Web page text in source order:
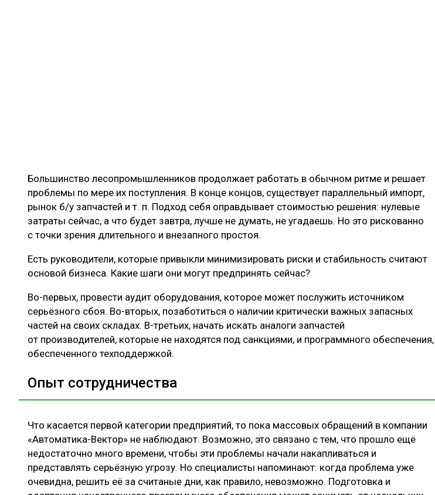
Большинство лесопромышленников продолжает работать в обычном ритме и решает
проблемы по мере их поступления. В конце концов, существует параллельный импорт,
рынок б/у запчастей и т. п. Подход себя оправдывает стоимостью решения: нулевые
затраты сейчас, а что будет завтра, лучше не думать, не угадаешь. Но это рискованно
с точки зрения длительного и внезапного простоя.
Есть руководители, которые привыкли минимизировать риски и стабильность считают
основой бизнеса. Какие шаги они могут предпринять сейчас?
Во-первых, провести аудит оборудования, которое может послужить источником
серьёзного сбоя. Во-вторых, позаботиться о наличии критически важных запасных
частей на своих складах. В-третьих, начать искать аналоги запчастей
от производителей, которые не находятся под санкциями, и программного обеспечения,
обеспеченного техподдержкой.
Опыт сотрудничества
Что касается первой категории предприятий, то пока массовых обращений в компании
«Автоматика-Вектор» не наблюдают. Возможно, это связано с тем, что прошло ещё
недостаточно много времени, чтобы эти проблемы начали накапливаться и
представлять серьёзную угрозу. Но специалисты напоминают: когда проблема уже
очевидна, решить её за считаные дни, как правило, невозможно. Подготовка и